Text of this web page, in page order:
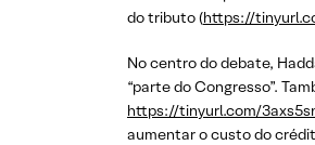
do tributo (https://
No centro do debate,
“parte do Congresso”.
https://tinyurl.com/
aumentar o custo do